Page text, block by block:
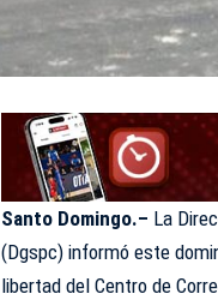
Santo Domingo.– La
(Dgspc) informó este
libertad del Centro de